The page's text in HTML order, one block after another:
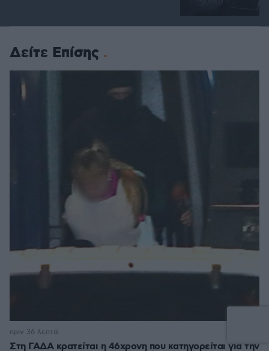
Δείτε Επίσης
Στη ΓΑΔΑ κρατείται η 46χρονη που κατηγορείται για την
πριν 36 λεπτά